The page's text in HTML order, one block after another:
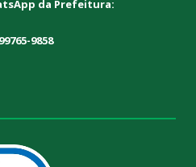
da Prefeitura:
9858